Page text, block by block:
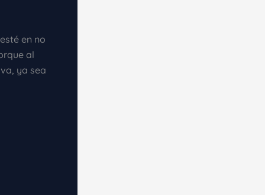
en no
al
ya sea